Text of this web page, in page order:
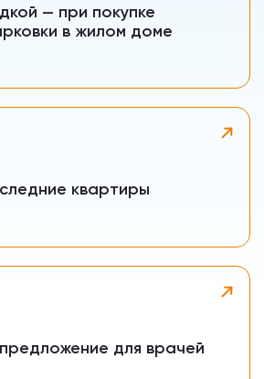
— при покупке
в жилом доме
квартиры
для врачей